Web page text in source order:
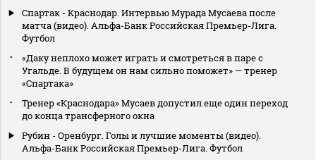
Спартак - Краснодар. Интервью Мурада Мусаева после
матча (видео). Альфа-Банк Российская Премьер-Лига.
Футбол
«Даку неплохо может играть и смотреться в паре с
Угальде. В будущем он нам сильно поможет» — тренер
«Спартака»
Тренер «Краснодара» Мусаев допустил еще один переход
до конца трансферного окна
Рубин - Оренбург. Голы и лучшие моменты (видео).
Альфа-Банк Российская Премьер-Лига. Футбол